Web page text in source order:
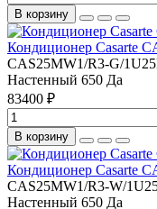
В корзину
Кондиционер Casarte
СAS25MW1/R3-G/
Настенный 650 Да
83400 ₽
В корзину
Кондиционер Casarte
СAS25MW1/R3-W/
Настенный 650 Да